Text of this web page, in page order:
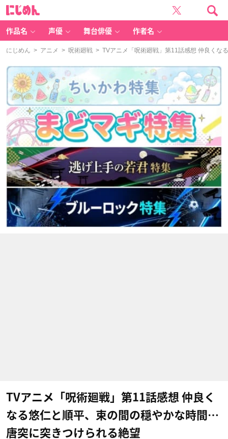
作品名 声優 舞台俳優 作者名
にじめん > アニメ > 呪術廻戦 > TVアニメ「呪術廻戦」第11話感想 仲良くな
TVアニメ「呪術廻戦」第11話感想 仲良く
なる悠仁と順平、束の間の穏やかな時間…
唐突に突きつけられる絶望